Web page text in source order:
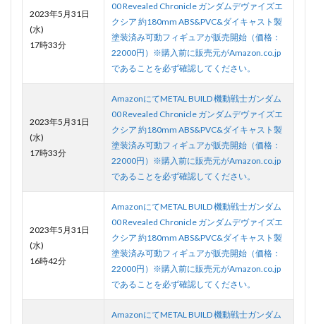
2023年5月31日
(水)
17時33分
00 Revealed Chronicle ガンダムデヴァイズエ
クシア 約180mm ABS&PVC&ダイキャスト製
塗装済み可動フィギュアが販売開始（価格：
22000円）※購入前に販売元がAmazon.co.jp
であることを必ず確認してください。
2023年5月31日
(水)
17時33分
AmazonにてMETAL BUILD 機動戦士ガンダム
00 Revealed Chronicle ガンダムデヴァイズエ
クシア 約180mm ABS&PVC&ダイキャスト製
塗装済み可動フィギュアが販売開始（価格：
22000円）※購入前に販売元がAmazon.co.jp
であることを必ず確認してください。
2023年5月31日
(水)
16時42分
AmazonにてMETAL BUILD 機動戦士ガンダム
00 Revealed Chronicle ガンダムデヴァイズエ
クシア 約180mm ABS&PVC&ダイキャスト製
塗装済み可動フィギュアが販売開始（価格：
22000円）※購入前に販売元がAmazon.co.jp
であることを必ず確認してください。
AmazonにてMETAL BUILD 機動戦士ガンダム